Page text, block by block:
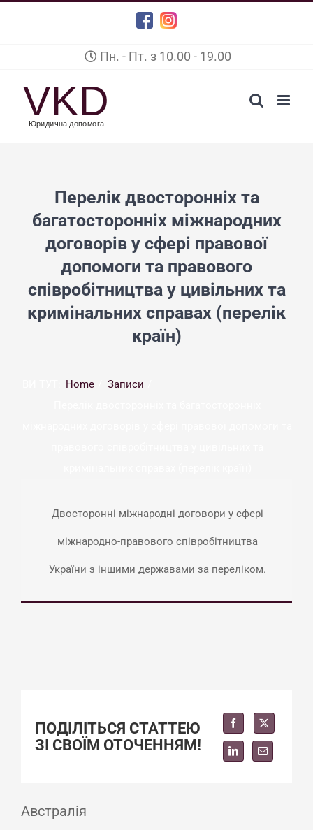
FacebookInstagram
Пн. - Пт. з 10.00 - 19.00
Перелік двосторонніх та
багатосторонніх міжнародних
договорів у сфері правової
допомоги та правового
співробітництва у цивільних та
кримінальних справах (перелік
країн)
Home
Записи
Двосторонні міжнародні договори у сфері
міжнародно-правового співробітництва
України з іншими державами за переліком.
ПОДІЛІТЬСЯ СТАТТЕЮ
ЗІ СВОЇМ ОТОЧЕННЯМ!
Австралія